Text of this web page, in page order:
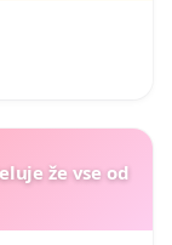
že vse od